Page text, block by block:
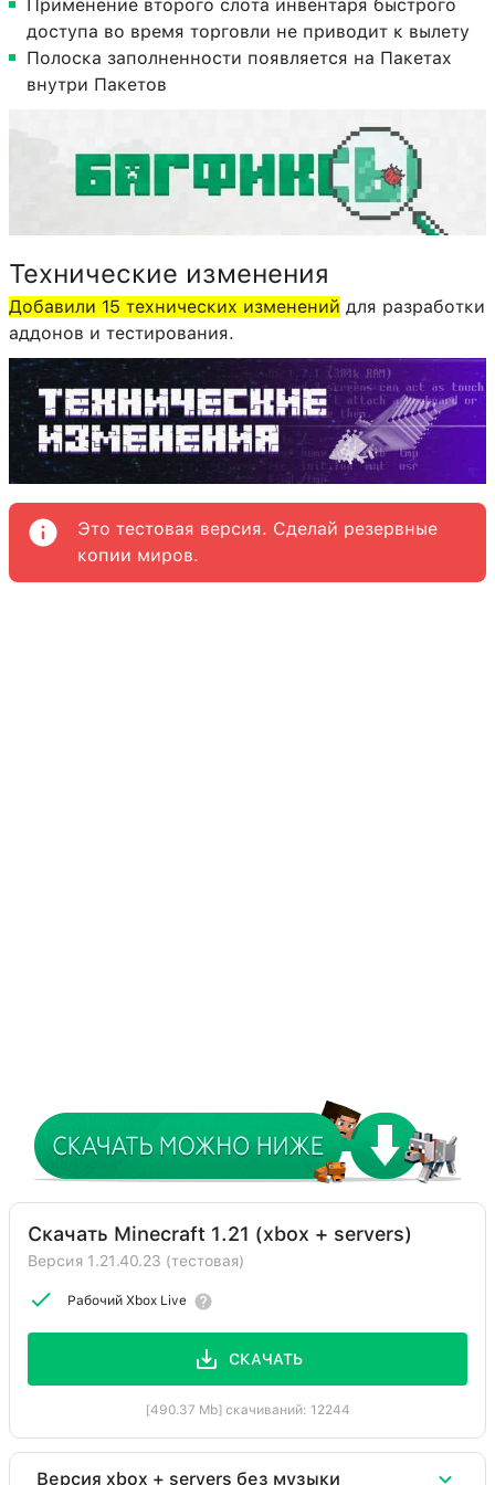
Применение второго слота инвентаря быстрого
доступа во время торговли не приводит к вылету
Полоска заполненности появляется на Пакетах
внутри Пакетов
Технические изменения
Добавили 15 технических изменений для разработки
аддонов и тестирования.
Это тестовая версия. Сделай резервные
копии миров.
Скачать Minecraft 1.21 (xbox + servers)
Версия 1.21.40.23 (тестовая)
Рабочий Xbox Live
СКАЧАТЬ
[490.37 Mb] скачиваний: 12244
Версия xbox + servers без музыки